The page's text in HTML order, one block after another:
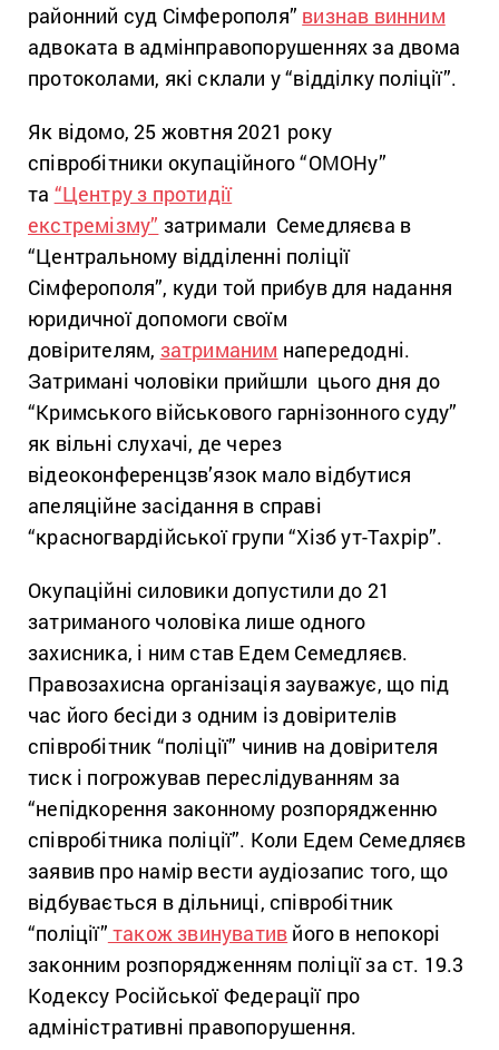
районний суд Сімферополя” визнав винним
адвоката в адмінправопорушеннях за двома
протоколами, які склали у “відділку поліції”.
Як відомо, 25 жовтня 2021 року
співробітники окупаційного “ОМОНу”
та “Центру з протидії
екстремізму” затримали Семедляєва в
“Центральному відділенні поліції
Сімферополя”, куди той прибув для надання
юридичної допомоги своїм
довірителям, затриманим напередодні.
Затримані чоловіки прийшли цього дня до
“Кримського військового гарнізонного суду”
як вільні слухачі, де через
відеоконференцзв’язок мало відбутися
апеляційне засідання в справі
“красногвардійської групи “Хізб ут-Тахрір”.
Окупаційні силовики допустили до 21
затриманого чоловіка лише одного
захисника, і ним став Едем Семедляєв.
Правозахисна організація зауважує, що під
час його бесіди з одним із довірителів
співробітник “поліції” чинив на довірителя
тиск і погрожував переслідуванням за
“непідкорення законному розпорядженню
співробітника поліції”. Коли Едем Семедляєв
заявив про намір вести аудіозапис того, що
відбувається в дільниці, співробітник
“поліції” також звинуватив його в непокорі
законним розпорядженням поліції за ст. 19.3
Кодексу Російської Федерації про
адміністративні правопорушення.